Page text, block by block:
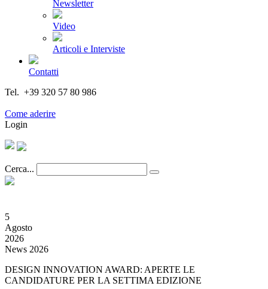
Newsletter
Video
Articoli e Interviste
Contatti
Tel. +39 320 57 80 986
Come aderire
Login
Cerca...
5
Agosto
2026
News 2026
DESIGN INNOVATION AWARD: APERTE LE
CANDIDATURE PER LA SETTIMA EDIZIONE